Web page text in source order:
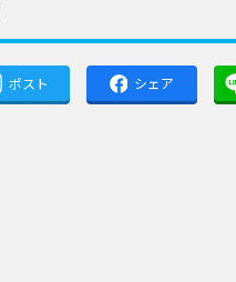
ポスト シェア